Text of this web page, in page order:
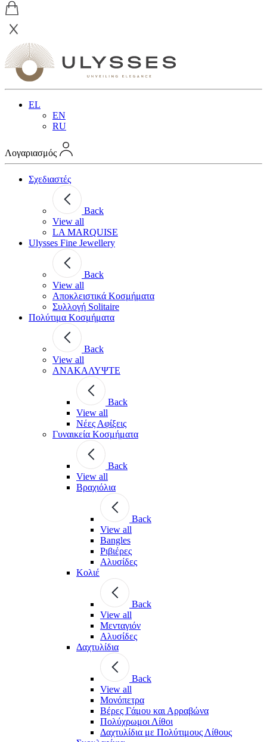
EL
EN
RU
Λογαριασμός
Σχεδιαστές
Back
View all
LA MARQUISE
Ulysses Fine Jewellery
Back
View all
Αποκλειστικά Κοσμήματα
Συλλογή Solitaire
Πολύτιμα Κοσμήματα
Back
View all
ΑΝΑΚΑΛΥΨΤΕ
Back
View all
Νέες Αφίξεις
Γυναικεία Κοσμήματα
Back
View all
Βραχιόλια
Back
View all
Bangles
Ριβιέρες
Αλυσίδες
Κολιέ
Back
View all
Μενταγιόν
Αλυσίδες
Δαχτυλίδια
Back
View all
Μονόπετρα
Βέρες Γάμου και Αρραβώνα
Πολύχρωμοι Λίθοι
Δαχτυλίδια με Πολύτιμους Λίθους